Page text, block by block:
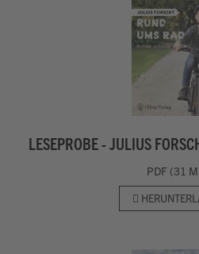
LESEPROBE - JULIUS
PDF (31